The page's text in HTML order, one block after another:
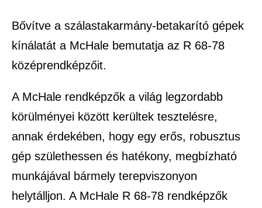
Bővítve a szálastakarmány-betakarító gépek
kínálatát a McHale bemutatja az R 68-78
középrendképzőit.
A McHale rendképzők a világ legzordabb
körülményei között kerültek tesztelésre,
annak érdekében, hogy egy erős, robusztus
gép születhessen és hatékony, megbízható
munkájával bármely terepviszonyon
helytálljon. A McHale R 68-78 rendképzők